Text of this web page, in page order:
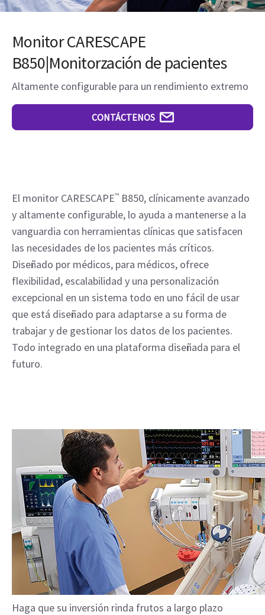
Monitor CARESCAPE
B850|Monitorzación de pacientes
Altamente configurable para un rendimiento extremo
CONTÁCTENOS
El monitor CARESCAPE™ B850, clínicamente avanzado
y altamente configurable, lo ayuda a mantenerse a la
vanguardia con herramientas clínicas que satisfacen
las necesidades de los pacientes más críticos.
Diseñado por médicos, para médicos, ofrece
flexibilidad, escalabilidad y una personalización
excepcional en un sistema todo en uno fácil de usar
que está diseñado para adaptarse a su forma de
trabajar y de gestionar los datos de los pacientes.
Todo integrado en una plataforma diseñada para el
futuro.
Haga que su inversión rinda frutos a largo plazo